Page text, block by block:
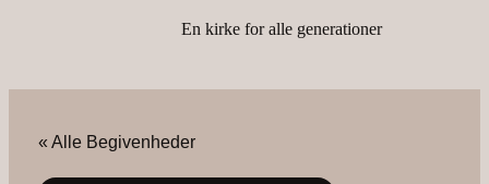
En kirke for alle generationer
« Alle Begivenheder